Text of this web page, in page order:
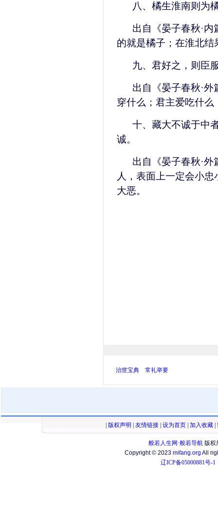
八、橘生淮南则为
出自《晏子春秋·
的就是橘子；在淮北
九、君好之，则臣
出自《晏子春秋·
穿什么；君主爱吃什
十、藏大不诚于中
诚。
出自《晏子春秋·
人，表面上一定会小
大恶。
治世宝典 常礼举要
版权声明 友情链接 设为首页 加入收藏
般若人生网·般若导航版权
Copyright © 2023 mifang.org All
辽ICP备05000881号-1